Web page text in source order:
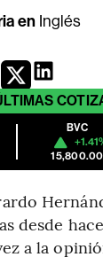
en Inglés
BVC
15,800.00
desde
a la